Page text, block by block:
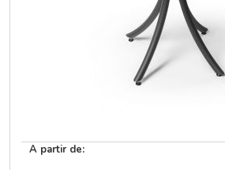
A partir de: